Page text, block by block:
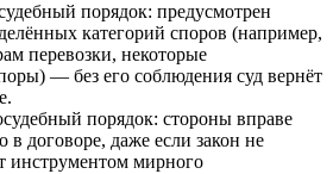
порядок: предусмотрен
категорий споров (например,
перевозки, некоторые
— без его соблюдения суд вернёт
порядок: стороны вправе
в договоре, даже если закон не
инструментом мирного